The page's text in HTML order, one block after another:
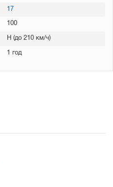
17
100
H (до 210 км/ч)
1 год